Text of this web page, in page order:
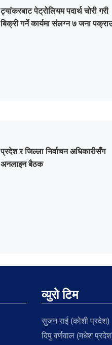
ट्यांकरबाट पेट्रोलियम पदार्थ चोरी गरी
बिक्री गर्ने कार्यमा संलग्न ७ जना
प्रदेश र जिल्ला निर्वाचन अधिकारीसँग
अनलाइन बैठक
व्युरो टिम
सुजन राई (कोशी प्रदेश)
दिपु वर्णवाल (मधेश